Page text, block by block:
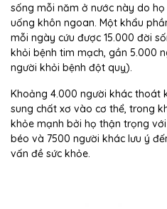
sống mỗi năm ở nước này do
uống khôn ngoan. Một khẩu
mỗi ngày cứu được 15.000 đời
khỏi bệnh tim mạch, gần 5.000
người khỏi bệnh đột quỵ).
Khoảng 4.000 người khác thoát
sung chất xơ vào cơ thể, trong
khỏe mạnh bởi họ thận trọng
béo và 7500 người khác lưu ý
vấn đề sức khỏe.